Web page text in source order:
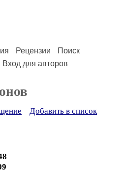
Рецензии
Поиск
Вход для авторов
Добавить в список